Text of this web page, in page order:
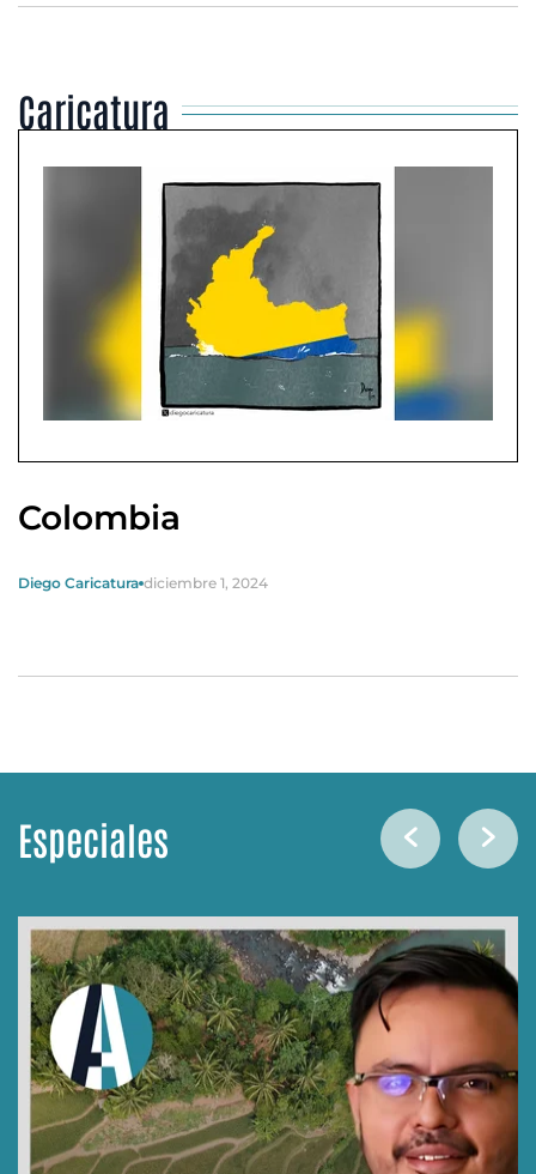
Caricatura
Colombia
Diego Caricatura diciembre 1, 2024
Especiales